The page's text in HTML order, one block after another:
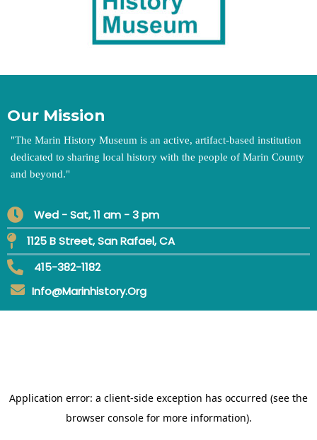
Our Mission
"The Marin History Museum is an active, artifact-based institution
dedicated to sharing local history with the people of Marin County
and beyond."
Wed - Sat, 11 am - 3 pm
1125 B Street, San Rafael, CA
415-382-1182
Info@marinhistory.org